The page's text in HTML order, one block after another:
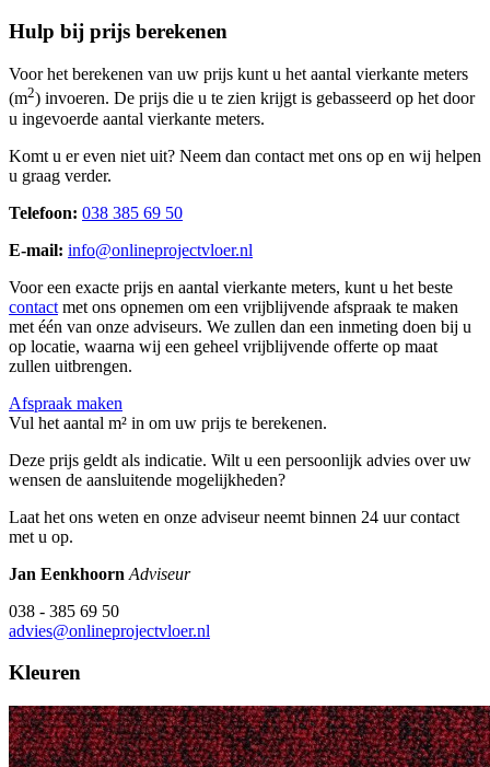
Hulp bij prijs berekenen
Voor het berekenen van uw prijs kunt u het aantal vierkante meters
(m2) invoeren. De prijs die u te zien krijgt is gebasseerd op het door
u ingevoerde aantal vierkante meters.
Komt u er even niet uit? Neem dan contact met ons op en wij helpen
u graag verder.
Telefoon: 038 385 69 50
E-mail: info@onlineprojectvloer.nl
Voor een exacte prijs en aantal vierkante meters, kunt u het beste
contact met ons opnemen om een vrijblijvende afspraak te maken
met één van onze adviseurs. We zullen dan een inmeting doen bij u
op locatie, waarna wij een geheel vrijblijvende offerte op maat
zullen uitbrengen.
Afspraak maken
Vul het aantal m² in om uw prijs te berekenen.
Deze prijs geldt als indicatie. Wilt u een persoonlijk advies over uw
wensen de aansluitende mogelijkheden?
Laat het ons weten en onze adviseur neemt binnen 24 uur contact
met u op.
Jan Eenkhoorn Adviseur
038 - 385 69 50
advies@onlineprojectvloer.nl
Kleuren